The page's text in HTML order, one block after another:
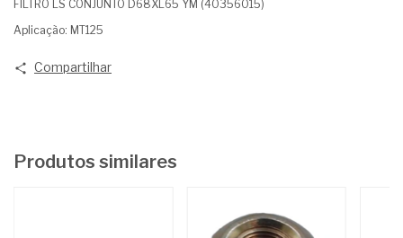
FILTRO LS CONJUNTO D68XL65 YM (40356015)
Aplicação: MT125
Compartilhar
Produtos similares